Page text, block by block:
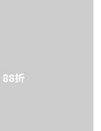
88折